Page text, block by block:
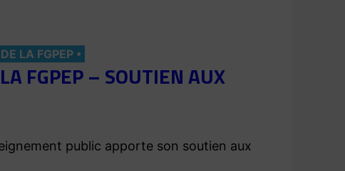
LA FGPEP
FGPEP – SOUTIEN AUX
public apporte son soutien aux